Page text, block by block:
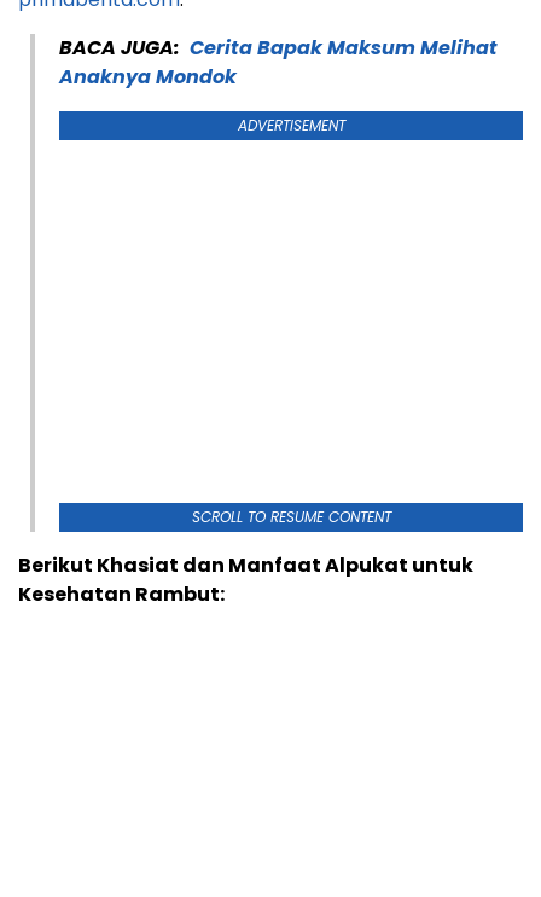
BACA JUGA: Cerita Bapak Maksum Melihat
Anaknya Mondok
ADVERTISEMENT
SCROLL TO RESUME CONTENT
Berikut Khasiat dan Manfaat Alpukat untuk
Kesehatan Rambut: